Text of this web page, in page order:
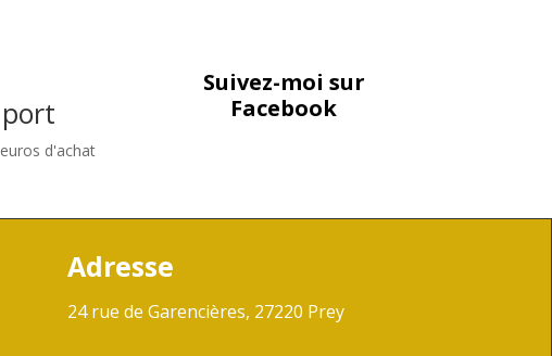
d'achat
Suivez-moi sur
Facebook
Adresse
24 rue de Garencières, 27220 Prey